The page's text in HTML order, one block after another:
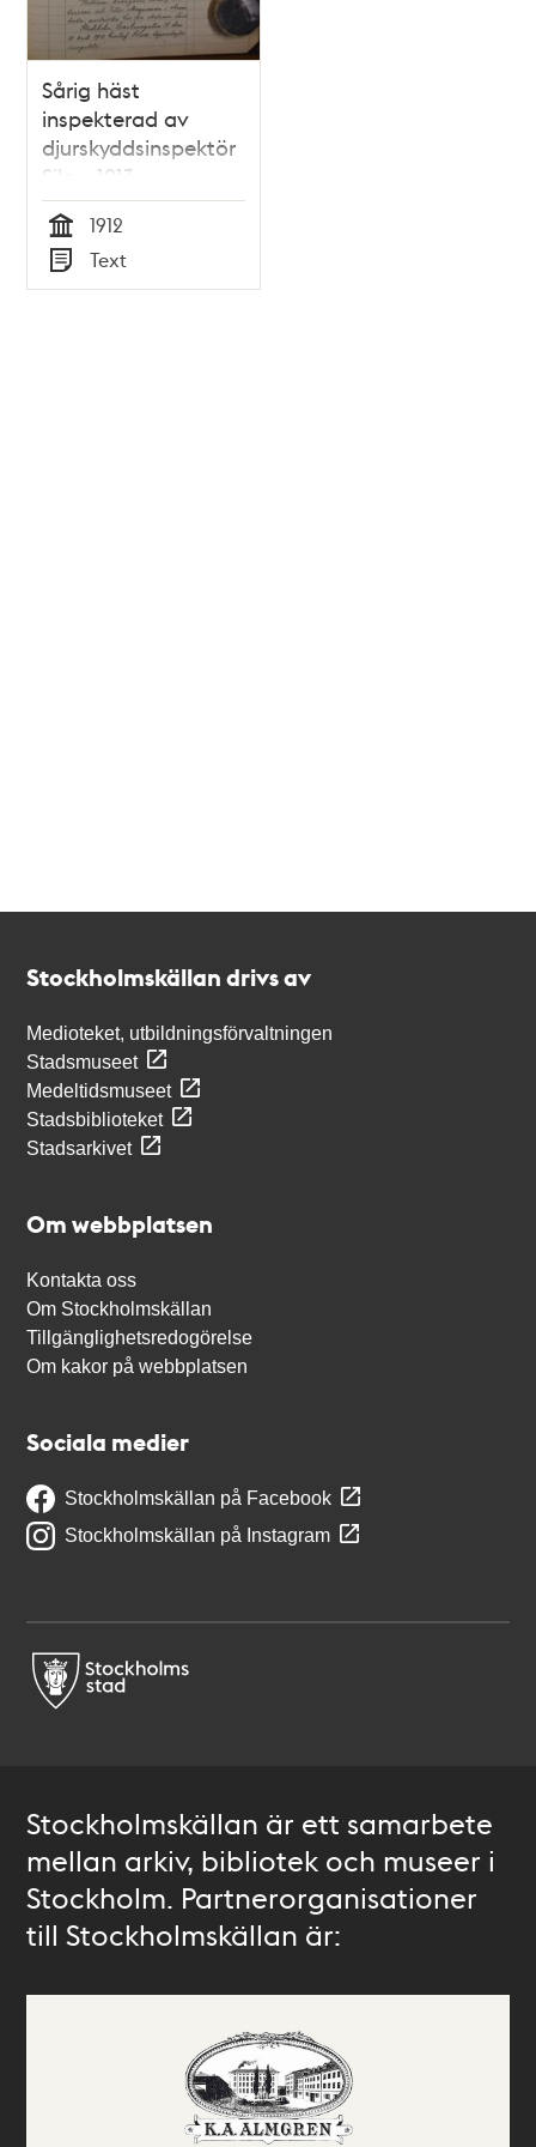
Sårig häst
inspekterad av
djurskyddsinspektör
Silow 1913
Tid
1912
Typ
Text
Stockholmskällan drivs av
Medioteket, utbildningsförvaltningen
Stadsmuseet
Medeltidsmuseet
Stadsbiblioteket
Stadsarkivet
Om webbplatsen
Kontakta oss
Om Stockholmskällan
Tillgänglighetsredogörelse
Om kakor på webbplatsen
Sociala medier
Stockholmskällan på Facebook
Stockholmskällan på Instagram
Stockholmskällan är ett samarbete
mellan arkiv, bibliotek och museer i
Stockholm. Partnerorganisationer
till Stockholmskällan är: